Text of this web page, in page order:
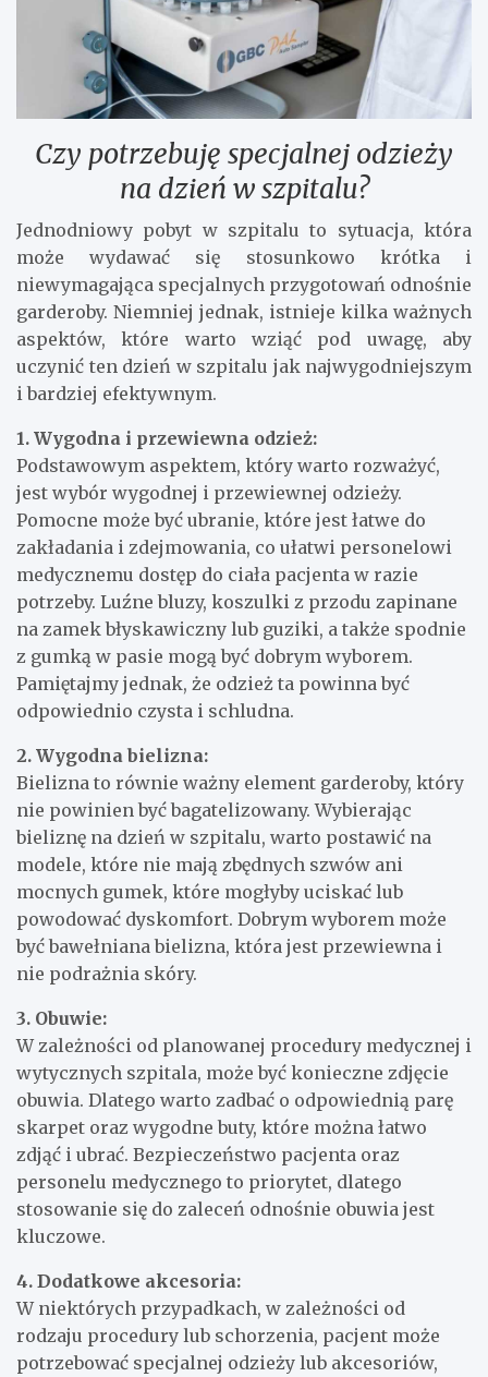
Czy potrzebuję specjalnej odzieży
na dzień w szpitalu?
Jednodniowy pobyt w szpitalu to sytuacja, która
może wydawać się stosunkowo krótka i
niewymagająca specjalnych przygotowań odnośnie
garderoby. Niemniej jednak, istnieje kilka ważnych
aspektów, które warto wziąć pod uwagę, aby
uczynić ten dzień w szpitalu jak najwygodniejszym
i bardziej efektywnym.
1. Wygodna i przewiewna odzież:
Podstawowym aspektem, który warto rozważyć,
jest wybór wygodnej i przewiewnej odzieży.
Pomocne może być ubranie, które jest łatwe do
zakładania i zdejmowania, co ułatwi personelowi
medycznemu dostęp do ciała pacjenta w razie
potrzeby. Luźne bluzy, koszulki z przodu zapinane
na zamek błyskawiczny lub guziki, a także spodnie
z gumką w pasie mogą być dobrym wyborem.
Pamiętajmy jednak, że odzież ta powinna być
odpowiednio czysta i schludna.
2. Wygodna bielizna:
Bielizna to równie ważny element garderoby, który
nie powinien być bagatelizowany. Wybierając
bieliznę na dzień w szpitalu, warto postawić na
modele, które nie mają zbędnych szwów ani
mocnych gumek, które mogłyby uciskać lub
powodować dyskomfort. Dobrym wyborem może
być bawełniana bielizna, która jest przewiewna i
nie podrażnia skóry.
3. Obuwie:
W zależności od planowanej procedury medycznej i
wytycznych szpitala, może być konieczne zdjęcie
obuwia. Dlatego warto zadbać o odpowiednią parę
skarpet oraz wygodne buty, które można łatwo
zdjąć i ubrać. Bezpieczeństwo pacjenta oraz
personelu medycznego to priorytet, dlatego
stosowanie się do zaleceń odnośnie obuwia jest
kluczowe.
4. Dodatkowe akcesoria:
W niektórych przypadkach, w zależności od
rodzaju procedury lub schorzenia, pacjent może
potrzebować specjalnej odzieży lub akcesoriów,